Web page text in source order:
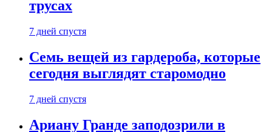
трусах
7 дней спустя
Семь вещей из гардероба, которые
сегодня выглядят старомодно
7 дней спустя
Ариану Гранде заподозрили в